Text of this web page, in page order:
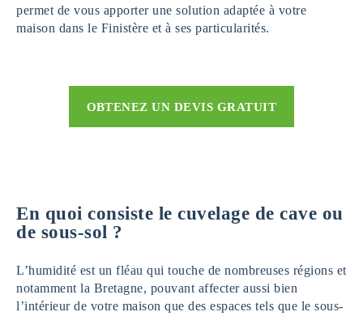
permet de vous apporter une solution adaptée à votre
maison dans le Finistère et à ses particularités.
OBTENEZ UN DEVIS GRATUIT
En quoi consiste le cuvelage de cave ou
de sous-sol ?
L’humidité est un fléau qui touche de nombreuses régions et
notamment la Bretagne, pouvant affecter aussi bien
l’intérieur de votre maison que des espaces tels que le sous-